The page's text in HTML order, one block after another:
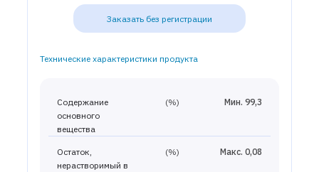
Заказать без регистрации
Технические характеристики продукта
Содержание
основного
вещества
(%) Мин. 99,3
Остаток,
нерастворимый в
(%) Макс. 0,08